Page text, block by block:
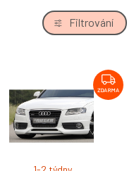
Filtrování
ZDARMA